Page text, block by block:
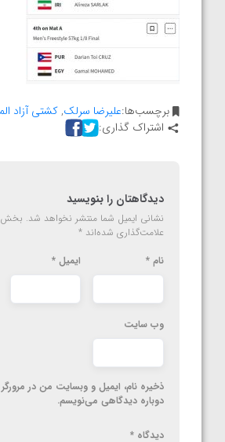
برچسب‌ها:علیرضا سرلک,کشتی آزاد
اشتراک گذاری:
دیدگاهتان را بنویسید
نشانی ایمیل شما منتشر نخواهد شد.
علامت‌گذاری شده‌اند *
نام * ایمیل *
وب‌ سایت
ذخیره نام، ایمیل و وبسایت من در
دوباره دیدگاهی می‌نویسم.
دیدگاه *